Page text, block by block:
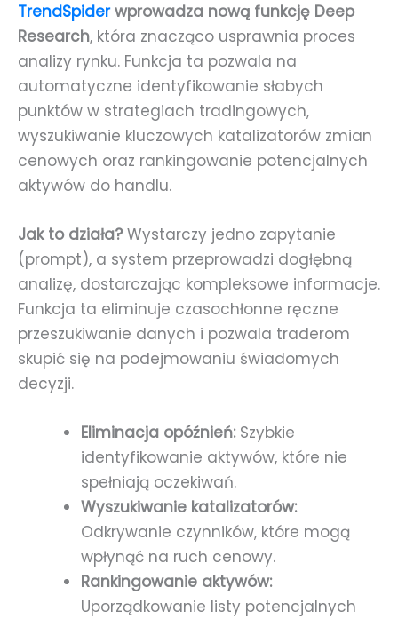
TrendSpiderwprowadza nową funkcję Deep
Research, która znacząco usprawnia proces
analizy rynku. Funkcja ta pozwala na
automatyczne identyfikowanie słabych
punktów w strategiach tradingowych,
wyszukiwanie kluczowych katalizatorów zmian
cenowych oraz rankingowanie potencjalnych
aktywów do handlu.
Jak to działa?Wystarczy jedno zapytanie
(prompt), a system przeprowadzi dogłębną
analizę, dostarczając kompleksowe informacje.
Funkcja ta eliminuje czasochłonne ręczne
przeszukiwanie danych i pozwala traderom
skupić się na podejmowaniu świadomych
decyzji.
Eliminacja opóźnień:Szybkie
identyfikowanie aktywów, które nie
spełniają oczekiwań.
Wyszukiwanie katalizatorów:
Odkrywanie czynników, które mogą
wpłynąć na ruch cenowy.
Rankingowanie aktywów:
Uporządkowanie listy potencjalnych